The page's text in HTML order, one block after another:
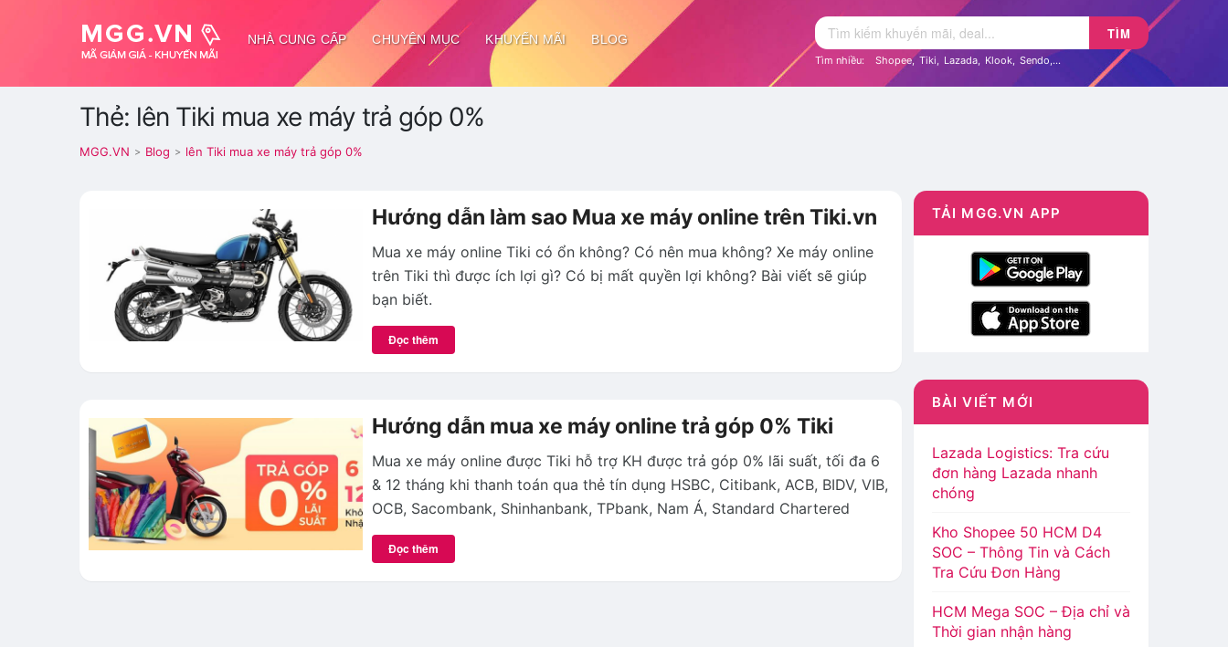
NHÀ CUNG CẤP CHUYÊN MỤC KHUYẾN MÃI BLOG TÌM
Tìm nhiều: Shopee, Tiki, Lazada, Klook, Sendo,...
Thẻ: lên Tiki mua xe máy trả góp 0%
MGG.VN > Blog > lên Tiki mua xe máy trả góp 0%
Hướng dẫn làm sao Mua xe máy online trên Tiki.vn
Mua xe máy online Tiki có ổn không? Có nên mua không? Xe máy online
trên Tiki thì được ích lợi gì? Có bị mất quyền lợi không? Bài viết sẽ giúp
bạn biết.
Đọc thêm
Hướng dẫn mua xe máy online trả góp 0% Tiki
Mua xe máy online được Tiki hỗ trợ KH được trả góp 0% lãi suất, tối đa 6
& 12 tháng khi thanh toán qua thẻ tín dụng HSBC, Citibank, ACB, BIDV, VIB,
OCB, Sacombank, Shinhanbank, TPbank, Nam Á, Standard Chartered
Đọc thêm
TẢI MGG.VN APP
BÀI VIẾT MỚI
Lazada Logistics: Tra cứu
đơn hàng Lazada nhanh
chóng
Kho Shopee 50 HCM D4
SOC – Thông Tin và Cách
Tra Cứu Đơn Hàng
HCM Mega SOC – Địa chỉ và
Thời gian nhận hàng